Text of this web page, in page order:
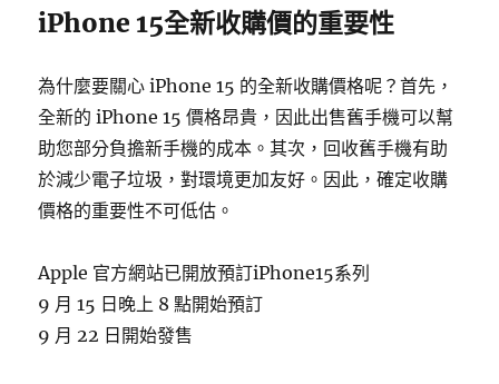
iPhone 15全新收購價的重要性
為什麼要關心 iPhone 15 的全新收購價格呢？首先，
全新的 iPhone 15 價格昂貴，因此出售舊手機可以幫
助您部分負擔新手機的成本。其次，回收舊手機有助
於減少電子垃圾，對環境更加友好。因此，確定收購
價格的重要性不可低估。
Apple 官方網站已開放預訂iPhone15系列
9 月 15 日晚上 8 點開始預訂
9 月 22 日開始發售